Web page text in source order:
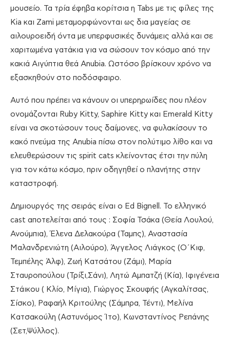
μουσείο. Τα τρία έφηβα κορίτσια η Tabs με τις φίλες της
Kia και Zami μεταμορφώνονται ως δια μαγείας σε
αιλουροειδή όντα με υπερφυσικές δυνάμεις αλλά και σε
χαριτωμένα γατάκια για να σώσουν τον κόσμο από την
κακιά Αιγύπτια θεά Anubia. Ωστόσο βρίσκουν χρόνο να
εξασκηθούν στο ποδόσφαιρο.
Αυτό που πρέπει να κάνουν οι υπερηρωίδες που πλέον
ονομάζονται Ruby Kitty, Saphire Kitty και Emerald Kitty
είναι να σκοτώσουν τους δαίμονες, να φυλακίσουν το
κακό πνεύμα της Anubia πίσω στον πολύτιμο λίθο και να
ελευθερώσουν τις spirit cats κλείνοντας έτσι την πύλη
για τον κάτω κόσμο, πριν οδηγηθεί ο πλανήτης στην
καταστροφή.
Δημιουργός της σειράς είναι ο Ed Bignell. Το ελληνικό
cast αποτελείται από τους : Σοφία Τσάκα (Θεία Λουλού,
Ανούμπια), Έλενα Δελακούρα (Ταμπς), Αναστασία
Μαλανδρενιώτη (Αιλούρο), Άγγελος Λιάγκος (Ο΄Κιφ,
Τεμπέλης Άλφ), Ζωή Κατσάτου (Ζάμι), Μαρία
Σταυροπούλου (Τρίξι,Σάνι), Λητώ Αμπατζή (Κία), Ιφιγένεια
Στάικου ( Κλίο, Μίγια), Γιώργος Σκουφής (Αγκαλίτσας,
Σίσκο), Ραφαήλ Κριτούλης (Σάμπρα, Τέντι), Μελίνα
Κατσακούλη (Αστυνόμος Ίτο), Κωνσταντίνος Ρεπάνης
(Σετ,Ψύλλος).